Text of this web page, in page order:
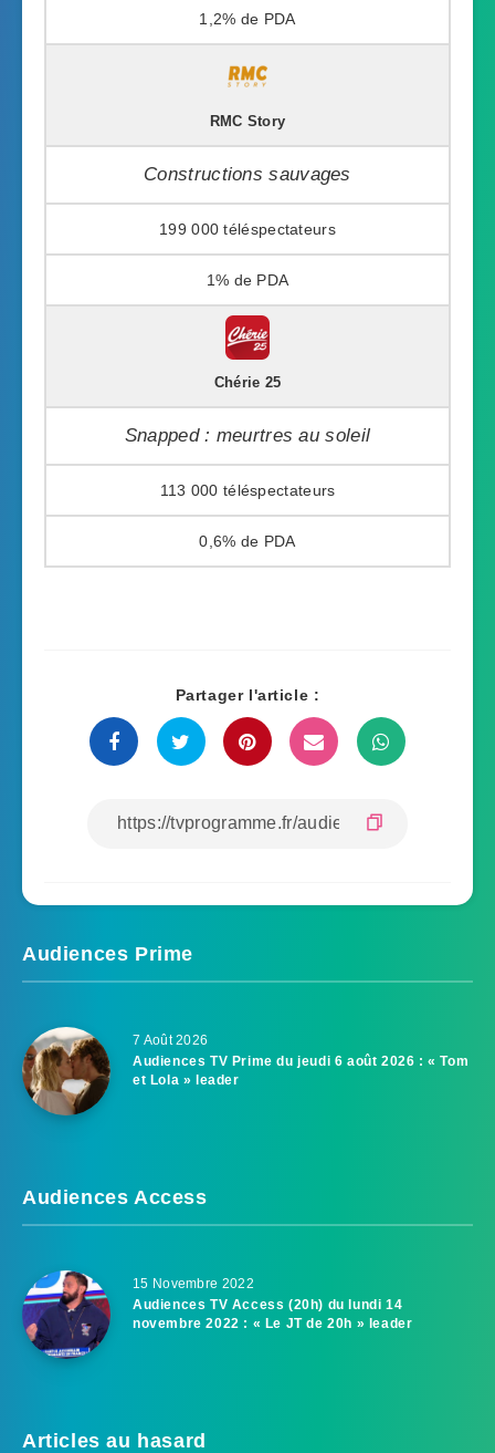
1,2%
RMC Story
Constructions sauvages
199 000
1%
Chérie 25
Snapped : meurtres au soleil
113 000
0,6%
Partager l'article :
Audiences Prime
7 Août 2026
Audiences TV Prime du jeudi 6 août 2026 : « Tom
et Lola » leader
Audiences Access
15 Novembre 2022
Audiences TV Access (20h) du lundi 14
novembre 2022 : « Le JT de 20h » leader
Articles au hasard